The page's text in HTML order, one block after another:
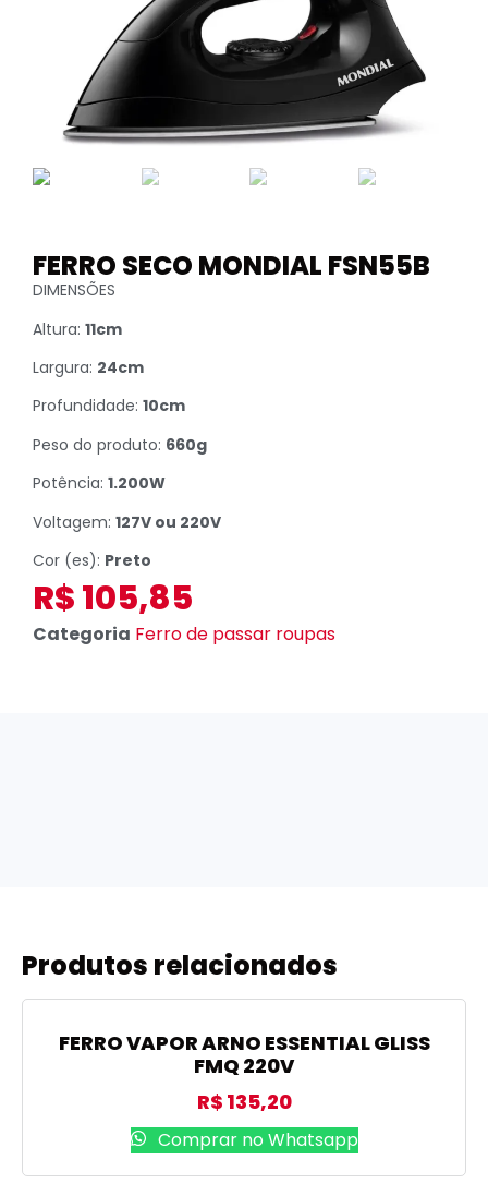
FERRO SECO MONDIAL FSN55B
DIMENSÕES
Altura: 11cm
Largura: 24cm
Profundidade: 10cm
Peso do produto: 660g
Potência: 1.200W
Voltagem: 127V ou 220V
Cor (es): Preto
R$105,85
Categoria Ferro de passar roupas
Produtos relacionados
FERRO VAPOR ARNO ESSENTIAL GLISS
FMQ 220V
R$ 135,20
Comprar no Whatsapp